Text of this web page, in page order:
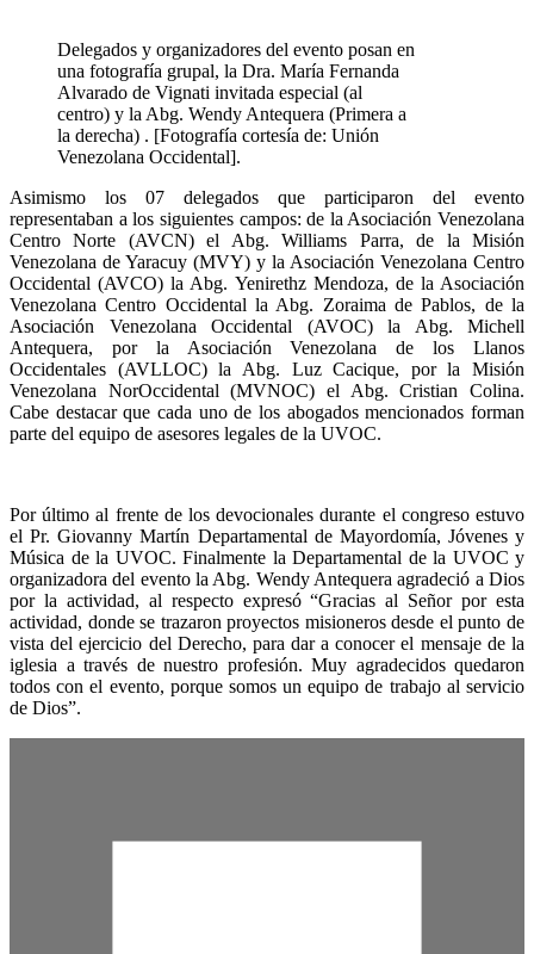
Delegados y organizadores del evento posan en
una fotografía grupal, la Dra. María Fernanda
Alvarado de Vignati invitada especial (al
centro) y la Abg. Wendy Antequera (Primera a
la derecha) . [Fotografía cortesía de: Unión
Venezolana Occidental].
Asimismo los 07 delegados que participaron del evento
representaban a los siguientes campos: de la Asociación Venezolana
Centro Norte (AVCN) el Abg. Williams Parra, de la Misión
Venezolana de Yaracuy (MVY) y la Asociación Venezolana Centro
Occidental (AVCO) la Abg. Yenirethz Mendoza, de la Asociación
Venezolana Centro Occidental la Abg. Zoraima de Pablos, de la
Asociación Venezolana Occidental (AVOC) la Abg. Michell
Antequera, por la Asociación Venezolana de los Llanos
Occidentales (AVLLOC) la Abg. Luz Cacique, por la Misión
Venezolana NorOccidental (MVNOC) el Abg. Cristian Colina.
Cabe destacar que cada uno de los abogados mencionados forman
parte del equipo de asesores legales de la UVOC.
Por último al frente de los devocionales durante el congreso estuvo
el Pr. Giovanny Martín Departamental de Mayordomía, Jóvenes y
Música de la UVOC. Finalmente la Departamental de la UVOC y
organizadora del evento la Abg. Wendy Antequera agradeció a Dios
por la actividad, al respecto expresó “Gracias al Señor por esta
actividad, donde se trazaron proyectos misioneros desde el punto de
vista del ejercicio del Derecho, para dar a conocer el mensaje de la
iglesia a través de nuestro profesión. Muy agradecidos quedaron
todos con el evento, porque somos un equipo de trabajo al servicio
de Dios”.